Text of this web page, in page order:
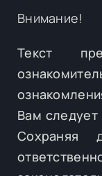
Внимание!
Текст
Вам следует
Сохраняя